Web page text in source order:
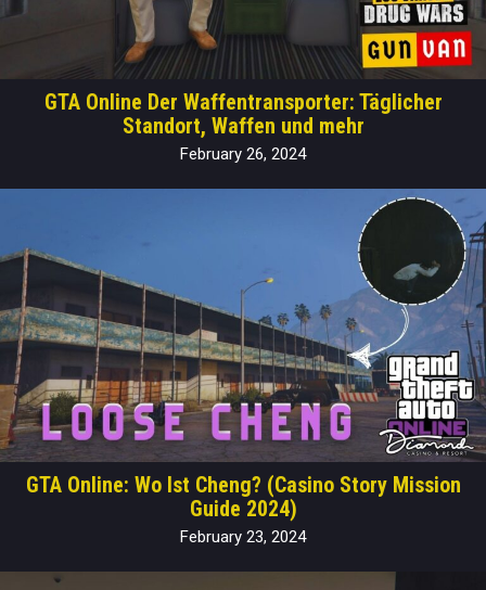
GTA Online Der Waffentransporter: Täglicher
Standort, Waffen und mehr
February 26, 2024
GTA Online: Wo Ist Cheng? (Casino Story Mission
Guide 2024)
February 23, 2024